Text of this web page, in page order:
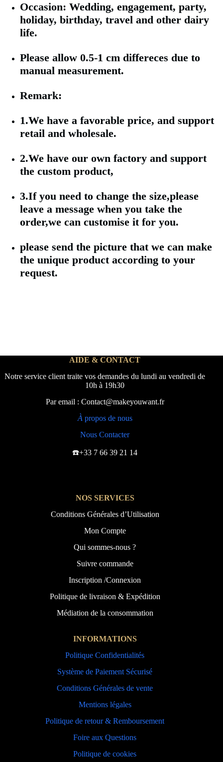
Occasion: Wedding, engagement, party,
holiday, birthday, travel and other dairy
life.
Please allow 0.5-1 cm differeces due to
manual measurement.
Remark:
1.We have a favorable price, and support
retail and wholesale.
2.We have our own factory and support
the custom product,
3.If you need to change the size,please
leave a message when you take the
order,we can customise it for you.
please send the picture that we can make
the unique product according to your
request.
AIDE & CONTACT
Notre service client traite vos demandes du lundi au vendredi de
10h à 19h30
Par email : Contact@makeyouwant.fr
À propos de nous
Nous Contacter
☎️+33 7 66 39 21 14
NOS SERVICES
Conditions Générales d’Utilisation
Mon Compte
Qui sommes-nous ?
Suivre commande
Inscription /Connexion
Politique de livraison & Expédition
Médiation de la consommation
INFORMATIONS
Politique Confidentialités
Système de Paiement Sécurisé
Conditions Générales de vente
Mentions légales
Politique de retour & Remboursement
Foire aux Questions
Politique de cookies